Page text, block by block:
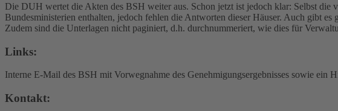
Die DUH wertet die Akten des BSH weiter aus. Schon jetzt ist jedoch klar: Selbst die
Bundesministerien enthalten, jedoch fehlen die Antworten dieser Häuser. Auch gibt
Zudem sind die Unterlagen nicht paginiert, d.h. durchnummeriert, wie dies für
Links:
Interne E-Mail des BSH mit Vorwegnahme des Genehmigungsergebnisses sowie ein
Kontakt: